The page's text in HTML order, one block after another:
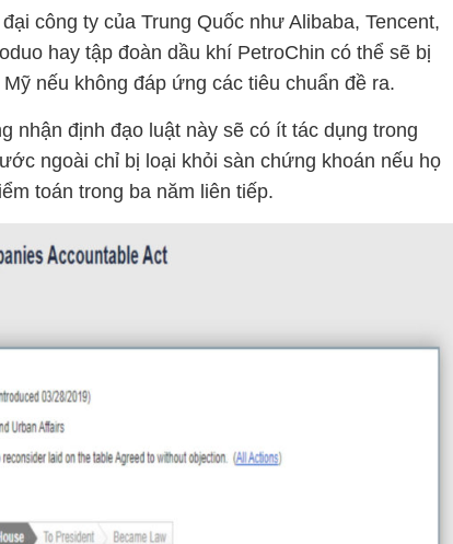
công ty của Trung Quốc như Alibaba, Tencent,
hay tập đoàn dầu khí PetroChin có thể sẽ bị
nếu không đáp ứng các tiêu chuẩn đề ra.
nhận định đạo luật này sẽ có ít tác dụng trong
ngoài chỉ bị loại khỏi sàn chứng khoán nếu họ
toán trong ba năm liên tiếp.